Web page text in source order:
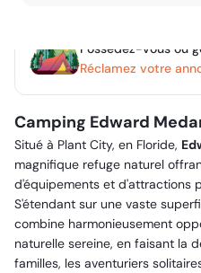
Possédez-vous ou
Réclamez votre
Camping Edward
Situé à Plant City, en Floride,
magnifique refuge naturel
d'équipements et d'attractions
S'étendant sur une vaste
combine harmonieusement
naturelle sereine, en faisant la
familles, les aventuriers